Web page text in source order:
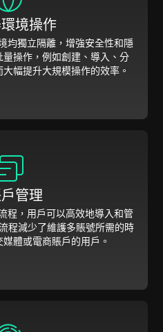
境操作
均獨立隔離，增強安全性和隱
操作，例如創建、導入、分
幅提升大規模操作的效率。
管理
程，用戶可以高效地導入和管
程減少了維護多賬號所需的時
體或電商賬戶的用戶。